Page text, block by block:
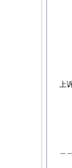
上
＿